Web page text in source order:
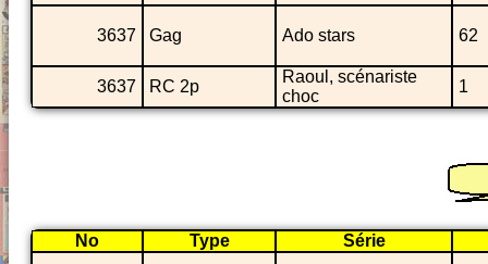
3637 Gag Ado stars 62
3637 RC 2p
Raoul, scénariste
choc
1
No Type Série